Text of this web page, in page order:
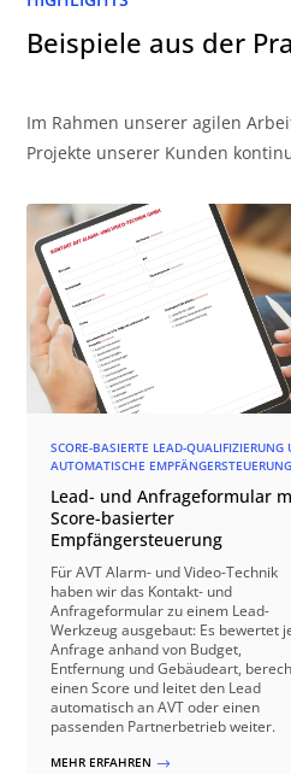
Beispiele aus der
Im Rahmen unserer agilen
Projekte unserer Kunden
SCORE-BASIERTE LEAD-QUALIFIZIERUNG
AUTOMATISCHE EMPFÄNGERSTEUERUNG
Lead- und Anfrageformular
Score-basierter
Empfängersteuerung
Für AVT Alarm- und Video-Technik
haben wir das Kontakt- und
Anfrageformular zu einem Lead-
Werkzeug ausgebaut: Es bewertet
Anfrage anhand von Budget,
Entfernung und Gebäudeart,
einen Score und leitet den Lead
automatisch an AVT oder einen
passenden Partnerbetrieb weiter.
MEHR ERFAHREN $